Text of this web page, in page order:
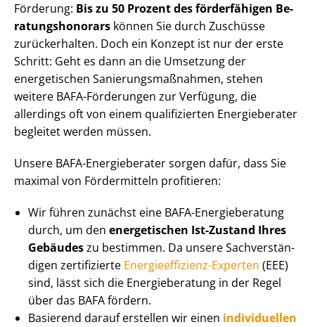
Förderung: Bis zu 50 Prozent des förderfähigen Be­
ra­tungs­ho­no­rars können Sie durch Zuschüsse
zurückerhalten. Doch ein Konzept ist nur der erste
Schritt: Geht es dann an die Umsetzung der
energetischen Sa­nie­rungs­maß­nah­men, stehen
weitere BAFA-Förderungen zur Verfügung, die
allerdings oft von einem qualifizierten Energieberater
begleitet werden müssen.
Unsere BAFA-Energieberater sorgen dafür, dass Sie
maximal von Fördermitteln profitieren:
Wir führen zunächst eine BAFA-Energieberatung
durch, um den energetischen Ist-Zustand Ihres
Gebäudeszu bestimmen. Da unsere Sach­ver­stän­
di­gen zertifizierte En­er­gie­ef­fi­zi­enz-Experten (EEE)
sind, lässt sich die Energieberatung in der Regel
über das BAFA fördern.
Basierend darauf erstellen wir einen individuellen